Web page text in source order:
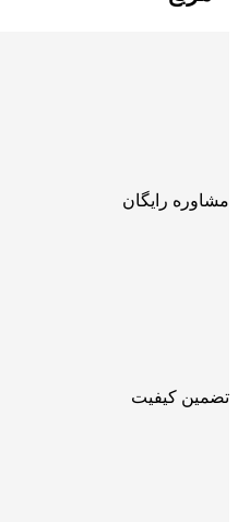
مشاوره رایگان
تضمین کیفیت